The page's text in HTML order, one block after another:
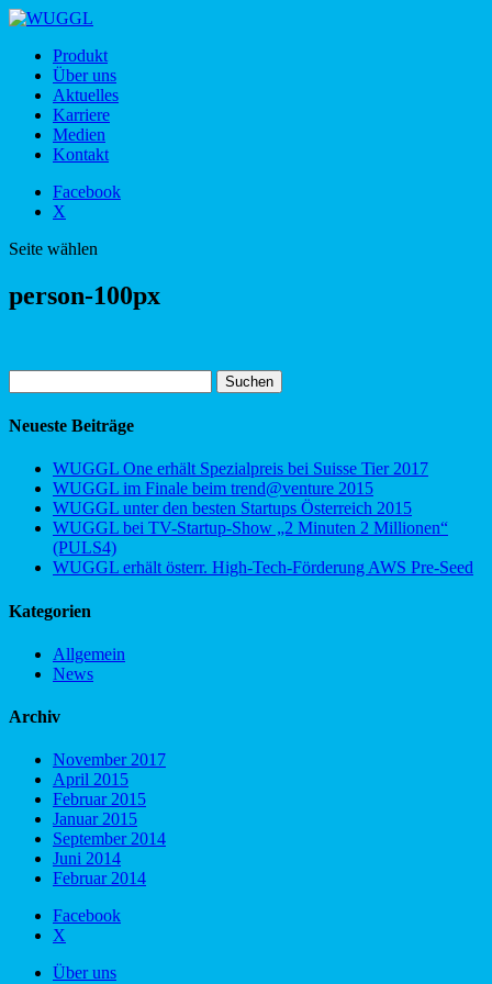
Produkt
Über uns
Aktuelles
Karriere
Medien
Kontakt
Facebook
X
Seite wählen
person-100px
nach:
Neueste Beiträge
WUGGL One erhält Spezialpreis bei Suisse Tier 2017
WUGGL im Finale beim trend@venture 2015
WUGGL unter den besten Startups Österreich 2015
WUGGL bei TV-Startup-Show „2 Minuten 2 Millionen“
(PULS4)
WUGGL erhält österr. High-Tech-Förderung AWS Pre-Seed
Kategorien
Allgemein
News
Archiv
November 2017
April 2015
Februar 2015
Januar 2015
September 2014
Juni 2014
Februar 2014
Facebook
X
Über uns